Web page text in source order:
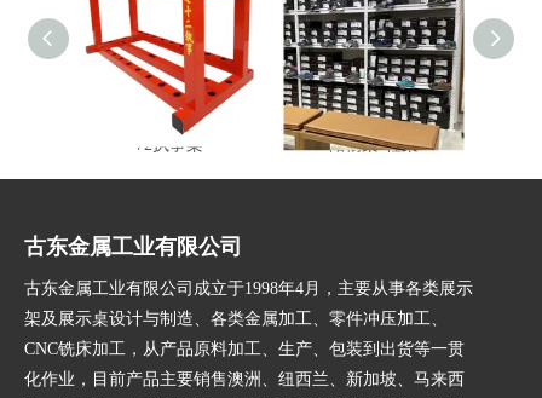
72执事架 储物架-鞋架
古东金属工业有限公司
古东金属工业有限公司成立于1998年4月，主要从事各类展示
架及展示桌设计与制造、各类金属加工、零件冲压加工、
CNC铣床加工，从产品原料加工、生产、包装到出货等一贯
化作业，目前产品主要销售澳洲、纽西兰、新加坡、马来西